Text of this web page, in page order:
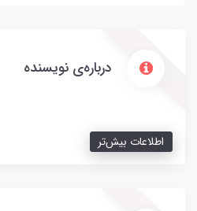
درباره‌ی نویسنده
اطلاعات بیش‌تر